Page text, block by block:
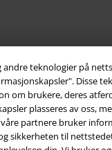
andre teknologier på
Disse
om brukere, deres
plasseres av oss,
partnere bruker
sikkerheten til
Vilkår